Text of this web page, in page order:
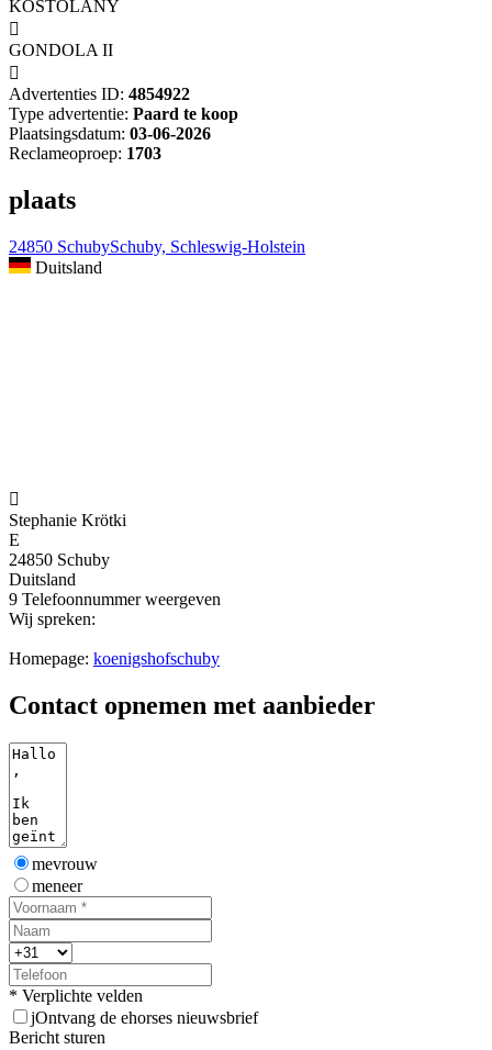
KOSTOLANY

GONDOLA II

Advertenties ID: 4854922
Type advertentie: Paard te koop
Plaatsingsdatum: 03-06-2026
Reclameoproep: 1703
plaats
24850 SchubySchuby, Schleswig-Holstein
Duitsland

Stephanie Krötki
E
24850 Schuby
Duitsland
9 Telefoonnummer weergeven
Wij spreken:
Homepage: koenigshofschuby
Contact opnemen met aanbieder
mevrouw
meneer
* Verplichte velden
jOntvang de ehorses nieuwsbrief
Bericht sturen